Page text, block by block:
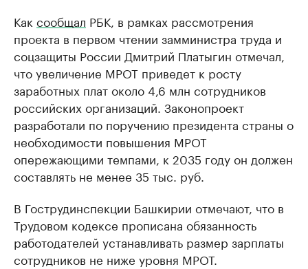
Как сообщал РБК, в рамках рассмотрения
проекта в первом чтении замминистра труда и
соцзащиты России Дмитрий Платыгин отмечал,
что увеличение МРОТ приведет к росту
заработных плат около 4,6 млн сотрудников
российских организаций. Законопроект
разработали по поручению президента страны о
необходимости повышения МРОТ
опережающими темпами, к 2035 году он должен
составлять не менее 35 тыс. руб.
В Гострудинспекции Башкирии отмечают, что в
Трудовом кодексе прописана обязанность
работодателей устанавливать размер зарплаты
сотрудников не ниже уровня МРОТ.